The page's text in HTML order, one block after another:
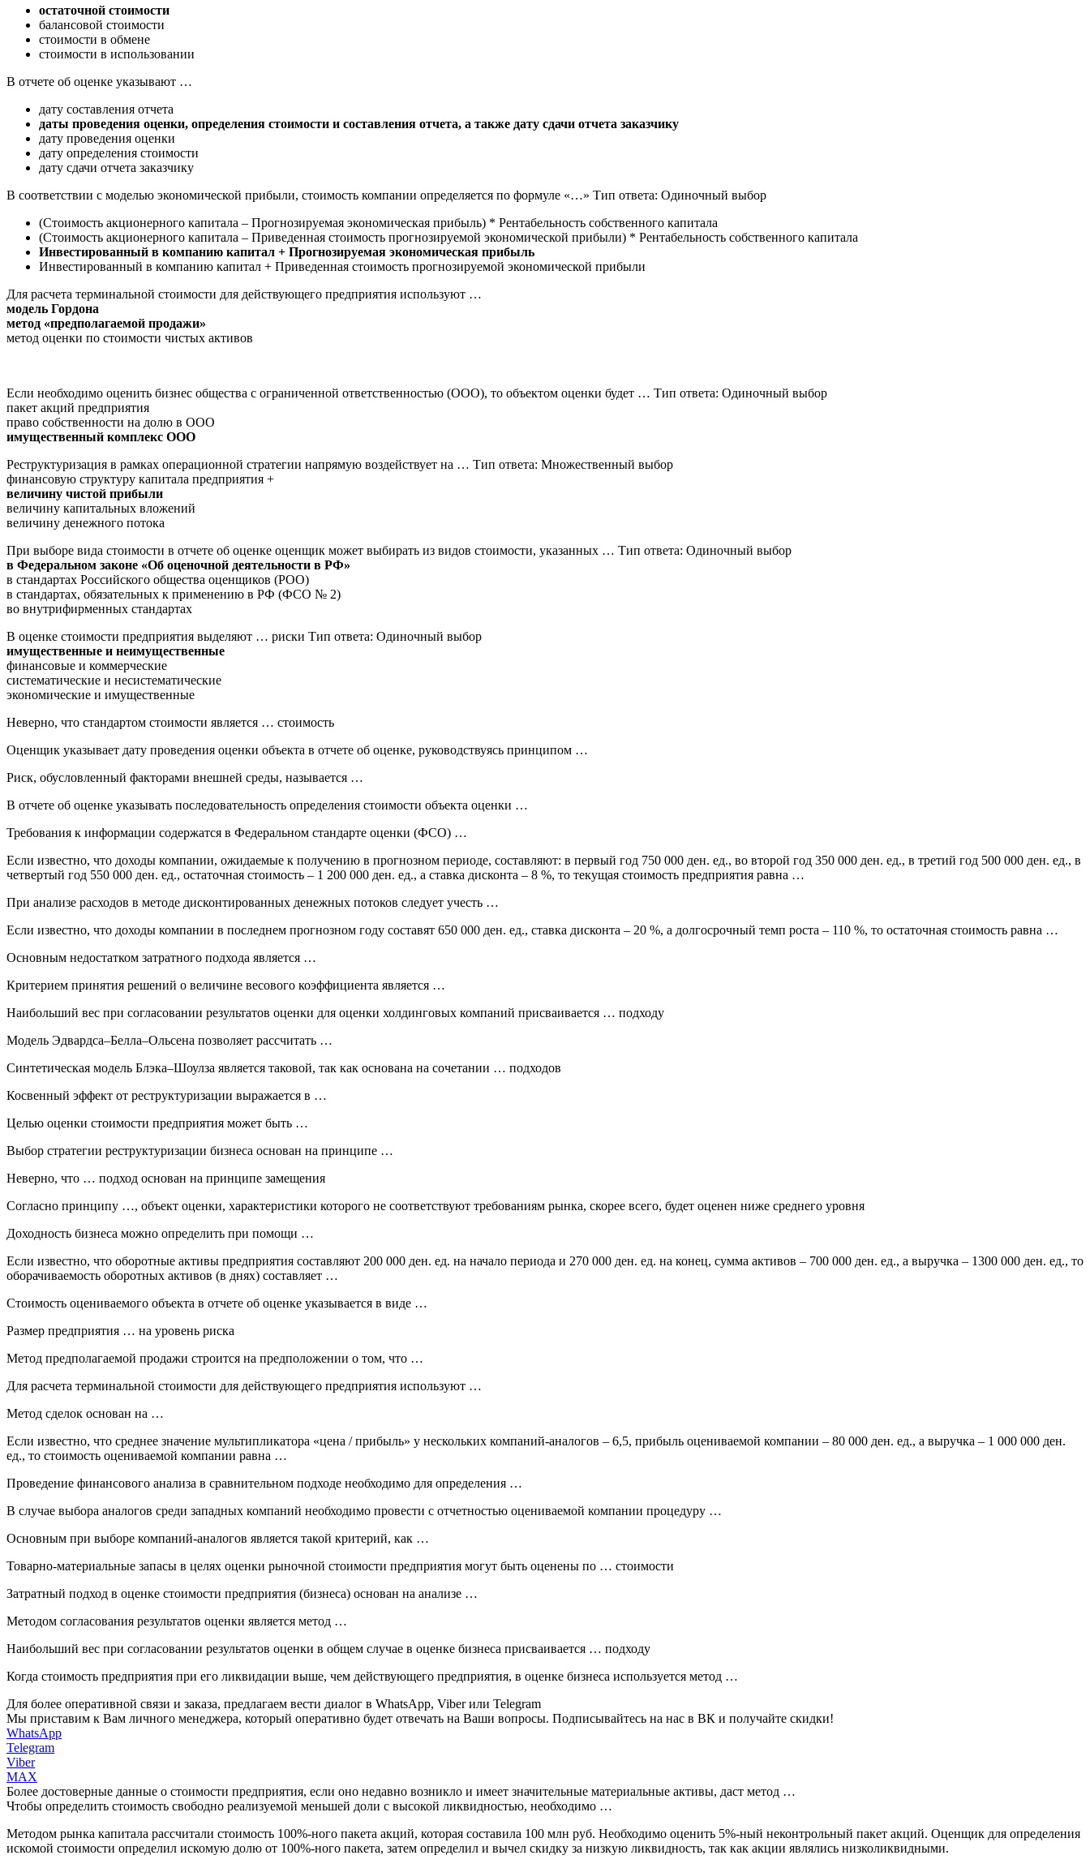
остаточной стоимости
балансовой стоимости
стоимости в обмене
стоимости в использовании
В отчете об оценке указывают …
дату составления отчета
даты проведения оценки, определения стоимости и составления отчета, а также дату сдачи отчета заказчику
дату проведения оценки
дату определения стоимости
дату сдачи отчета заказчику
В соответствии с моделью экономической прибыли, стоимость компании определяется по формуле «…» Тип ответа: Одиночный выбор
(Стоимость акционерного капитала – Прогнозируемая экономическая прибыль) * Рентабельность собственного капитала
(Стоимость акционерного капитала – Приведенная стоимость прогнозируемой экономической прибыли) * Рентабельность собственного капитала
Инвестированный в компанию капитал + Прогнозируемая экономическая прибыль
Инвестированный в компанию капитал + Приведенная стоимость прогнозируемой экономической прибыли
Для расчета терминальной стоимости для действующего предприятия используют …
модель Гордона
метод «предполагаемой продажи»
метод оценки по стоимости чистых активов
Если необходимо оценить бизнес общества с ограниченной ответственностью (ООО), то объектом оценки будет … Тип ответа: Одиночный выбор
пакет акций предприятия
право собственности на долю в ООО
имущественный комплекс ООО
Реструктуризация в рамках операционной стратегии напрямую воздействует на … Тип ответа: Множественный выбор
финансовую структуру капитала предприятия +
величину чистой прибыли
величину капитальных вложений
величину денежного потока
При выборе вида стоимости в отчете об оценке оценщик может выбирать из видов стоимости, указанных … Тип ответа: Одиночный выбор
в Федеральном законе «Об оценочной деятельности в РФ»
в стандартах Российского общества оценщиков (РОО)
в стандартах, обязательных к применению в РФ (ФСО № 2)
во внутрифирменных стандартах
В оценке стоимости предприятия выделяют … риски Тип ответа: Одиночный выбор
имущественные и неимущественные
финансовые и коммерческие
систематические и несистематические
экономические и имущественные
Неверно, что стандартом стоимости является … стоимость
Оценщик указывает дату проведения оценки объекта в отчете об оценке, руководствуясь принципом …
Риск, обусловленный факторами внешней среды, называется …
В отчете об оценке указывать последовательность определения стоимости объекта оценки …
Требования к информации содержатся в Федеральном стандарте оценки (ФСО) …
Если известно, что доходы компании, ожидаемые к получению в прогнозном периоде, составляют: в первый год 750 000 ден. ед., во второй год 350 000 ден. ед., в третий год 500 000 ден. ед., в
четвертый год 550 000 ден. ед., остаточная стоимость – 1 200 000 ден. ед., а ставка дисконта – 8 %, то текущая стоимость предприятия равна …
При анализе расходов в методе дисконтированных денежных потоков следует учесть …
Если известно, что доходы компании в последнем прогнозном году составят 650 000 ден. ед., ставка дисконта – 20 %, а долгосрочный темп роста – 110 %, то остаточная стоимость равна …
Основным недостатком затратного подхода является …
Критерием принятия решений о величине весового коэффициента является …
Наибольший вес при согласовании результатов оценки для оценки холдинговых компаний присваивается … подходу
Модель Эдвардса–Белла–Ольсена позволяет рассчитать …
Синтетическая модель Блэка–Шоулза является таковой, так как основана на сочетании … подходов
Косвенный эффект от реструктуризации выражается в …
Целью оценки стоимости предприятия может быть …
Выбор стратегии реструктуризации бизнеса основан на принципе …
Неверно, что … подход основан на принципе замещения
Согласно принципу …, объект оценки, характеристики которого не соответствуют требованиям рынка, скорее всего, будет оценен ниже среднего уровня
Доходность бизнеса можно определить при помощи …
Если известно, что оборотные активы предприятия составляют 200 000 ден. ед. на начало периода и 270 000 ден. ед. на конец, сумма активов – 700 000 ден. ед., а выручка – 1300 000 ден. ед., то
оборачиваемость оборотных активов (в днях) составляет …
Стоимость оцениваемого объекта в отчете об оценке указывается в виде …
Размер предприятия … на уровень риска
Метод предполагаемой продажи строится на предположении о том, что …
Для расчета терминальной стоимости для действующего предприятия используют …
Метод сделок основан на …
Если известно, что среднее значение мультипликатора «цена / прибыль» у нескольких компаний-аналогов – 6,5, прибыль оцениваемой компании – 80 000 ден. ед., а выручка – 1 000 000 ден.
ед., то стоимость оцениваемой компании равна …
Проведение финансового анализа в сравнительном подходе необходимо для определения …
В случае выбора аналогов среди западных компаний необходимо провести с отчетностью оцениваемой компании процедуру …
Основным при выборе компаний-аналогов является такой критерий, как …
Товарно-материальные запасы в целях оценки рыночной стоимости предприятия могут быть оценены по … стоимости
Затратный подход в оценке стоимости предприятия (бизнеса) основан на анализе …
Методом согласования результатов оценки является метод …
Наибольший вес при согласовании результатов оценки в общем случае в оценке бизнеса присваивается … подходу
Когда стоимость предприятия при его ликвидации выше, чем действующего предприятия, в оценке бизнеса используется метод …
Для более оперативной связи и заказа, предлагаем вести диалог в WhatsApp, Viber или Telegram
Мы приставим к Вам личного менеджера, который оперативно будет отвечать на Ваши вопросы. Подписывайтесь на нас в ВК и получайте скидки!
WhatsApp
Telegram
Viber
MAX
Более достоверные данные о стоимости предприятия, если оно недавно возникло и имеет значительные материальные активы, даст метод …
Чтобы определить стоимость свободно реализуемой меньшей доли с высокой ликвидностью, необходимо …
Методом рынка капитала рассчитали стоимость 100%-ного пакета акций, которая составила 100 млн руб. Необходимо оценить 5%-ный неконтрольный пакет акций. Оценщик для определения
искомой стоимости определил искомую долю от 100%-ного пакета, затем определил и вычел скидку за низкую ликвидность, так как акции являлись низколиквидными.